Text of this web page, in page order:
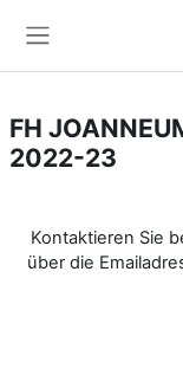
FH
2022-23
Kontaktieren Sie
über die